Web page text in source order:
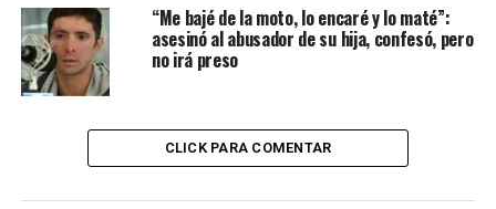
“Me bajé de la moto, lo encaré y lo maté”:
asesinó al abusador de su hija, confesó, pero
no irá preso
CLICK PARA COMENTAR